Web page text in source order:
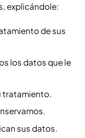
explicándole:
de sus
los datos que le
tratamiento.
sus datos.